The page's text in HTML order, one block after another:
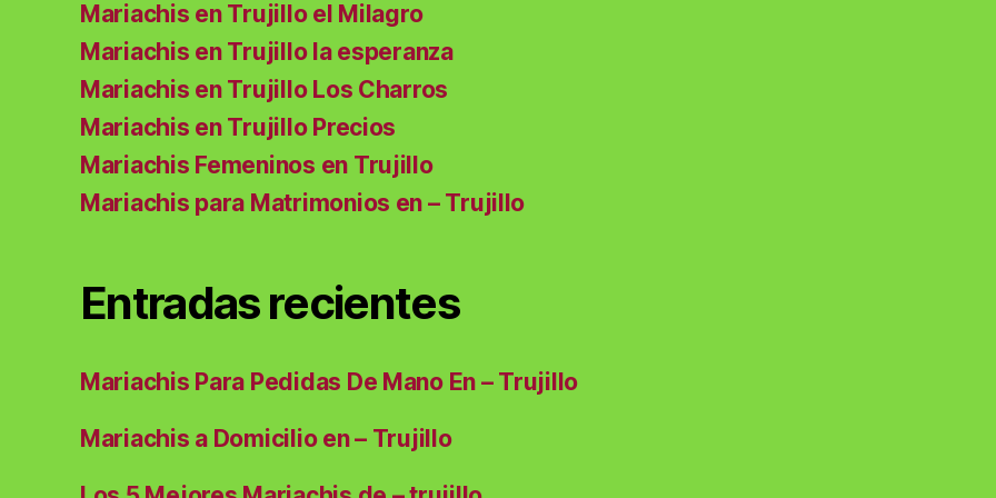
Mariachis en Trujillo el Milagro
Mariachis en Trujillo la esperanza
Mariachis en Trujillo Los Charros
Mariachis en Trujillo Precios
Mariachis Femeninos en Trujillo
Mariachis para Matrimonios en – Trujillo
Entradas recientes
Mariachis Para Pedidas De Mano En – Trujillo
Mariachis a Domicilio en – Trujillo